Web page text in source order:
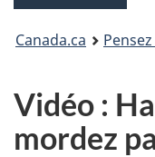
Canada.ca
Vidéo :
mordez